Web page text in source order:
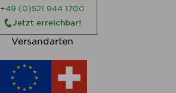
+49 (0)521 944 1700
Jetzt erreichbar!
Versandarten